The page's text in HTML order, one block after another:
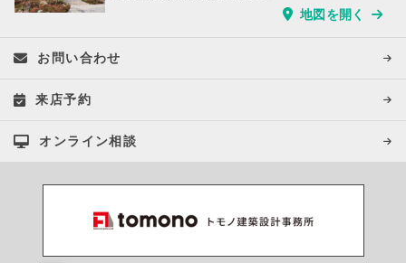
地図を開く
お問い合わせ
来店予約
オンライン相談